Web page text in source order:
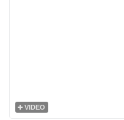
VIDEO